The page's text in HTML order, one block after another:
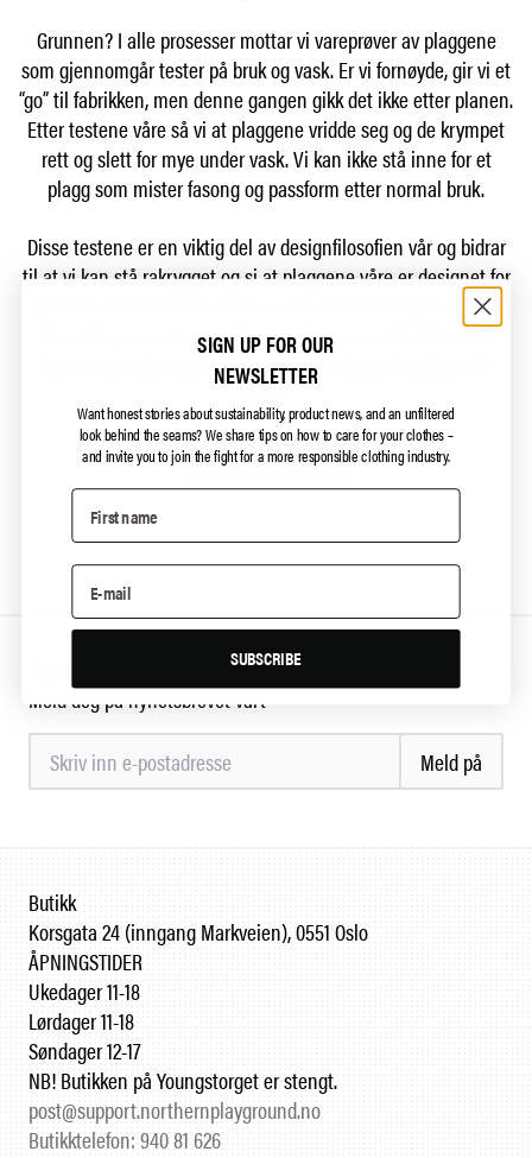
Grunnen? I alle prosesser mottar vi vareprøver av plaggene
som gjennomgår tester på bruk og vask. Er vi fornøyde, gir vi et
“go” til fabrikken, men denne gangen gikk det ikke etter planen.
Etter testene våre så vi at plaggene vridde seg og de krympet
rett og slett for mye under vask. Vi kan ikke stå inne for et
plagg som mister fasong og passform etter normal bruk.
Disse testene er en viktig del av designfilosofien vår og bidrar
til at vi kan stå rakrygget og si at plaggene våre er designet for
mye bruk. Vi omfavner humper i veien fremfor å kjøre rett over
dem eller jevne dem med jorden. For oss er det dette slow
fashion handler om. Les mer om hele designfilosofien vår
DESIGNFILOSOFI
Ikke gå glipp av våre bajasstreker
Meld deg på nyhetsbrevet vårt
Meld på
Butikk
Korsgata 24 (inngang Markveien), 0551 Oslo
ÅPNINGSTIDER
Ukedager 11-18
Lørdager 11-18
Søndager 12-17
NB! Butikken på Youngstorget er stengt.
post@support.northernplayground.no
Butikktelefon: 940 81 626
SIGN UP FOR OUR
NEWSLETTER
Want honest stories about sustainability, product news, and an unfiltered
look behind the seams?We share tips on how to care for your clothes –
and invite you to join the fight for a more responsible clothing industry.
SUBSCRIBE